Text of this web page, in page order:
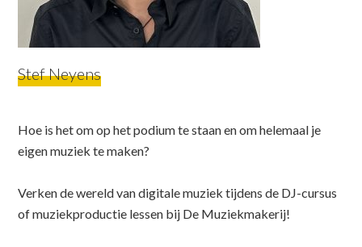
Stef Neyens
Hoe is het om op het podium te staan en om helemaal je
eigen muziek te maken?
Verken de wereld van digitale muziek tijdens de DJ-cursus
of muziekproductie lessen bij De Muziekmakerij!